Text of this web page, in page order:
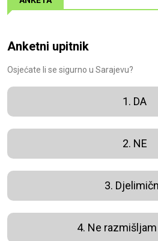
Anketni upitnik
Osjećate li se sigurno u Sarajevu?
1. DA
2. NE
3.
4. Ne